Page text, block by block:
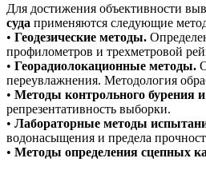
Для достижения объективности
суда применяются следующие
• Геодезические методы.
профилометров и трехметровой
• Георадиолокационные методы.
переувлажнения. Методология
• Методы контрольного бурения
репрезентативность выборки.
• Лабораторные методы
водонасыщения и предела
• Методы определения сцепных